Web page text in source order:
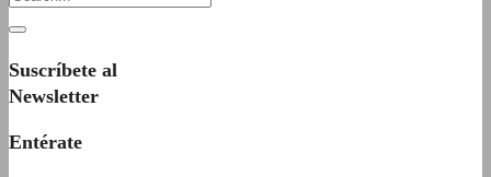
Suscríbete al
Newsletter
Entérate